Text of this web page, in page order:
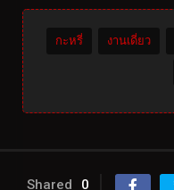
กะหรี่ งานเดี่ยว
Shared 0